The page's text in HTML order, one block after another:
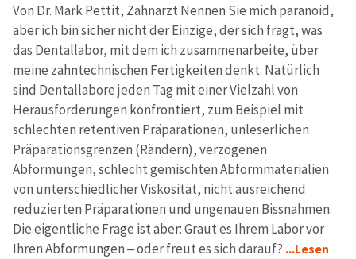
Von Dr. Mark Pettit, Zahnarzt Nennen Sie mich paranoid,
aber ich bin sicher nicht der Einzige, der sich fragt, was
das Dentallabor, mit dem ich zusammenarbeite, über
meine zahntechnischen Fertigkeiten denkt. Natürlich
sind Dentallabore jeden Tag mit einer Vielzahl von
Herausforderungen konfrontiert, zum Beispiel mit
schlechten retentiven Präparationen, unleserlichen
Präparationsgrenzen (Rändern), verzogenen
Abformungen, schlecht gemischten Abformmaterialien
von unterschiedlicher Viskosität, nicht ausreichend
reduzierten Präparationen und ungenauen Bissnahmen.
Die eigentliche Frage ist aber: Graut es Ihrem Labor vor
Ihren Abformungen ‒ oder freut es sich darauf? ...Lesen